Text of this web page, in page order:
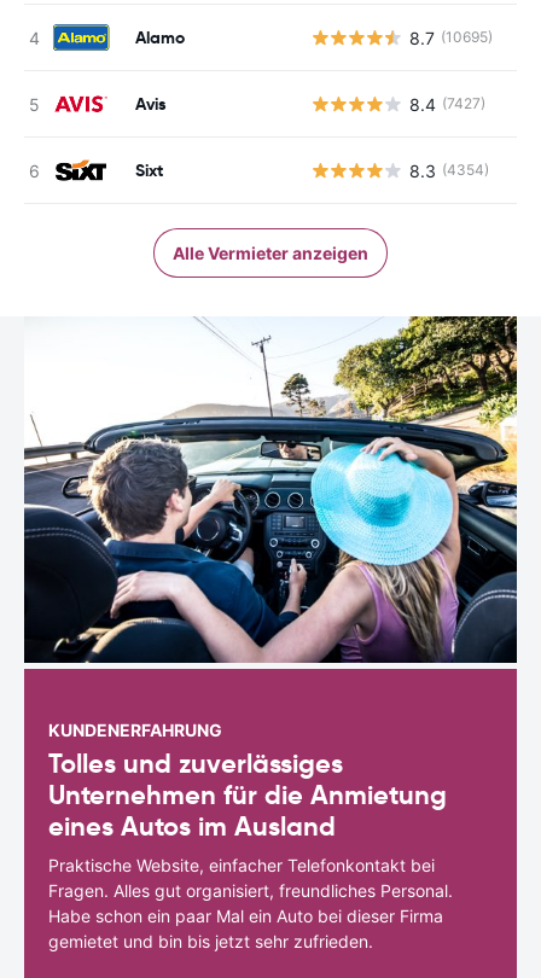
Alamo 8.7 (10695)
Avis 8.4 (7427)
Sixt 8.3 (4354)
Alle Vermieter anzeigen
KUNDENERFAHRUNG
Tolles und zuverlässiges
Unternehmen für die Anmietung
eines Autos im Ausland
Praktische Website, einfacher Telefonkontakt bei
Fragen. Alles gut organisiert, freundliches Personal.
Habe schon ein paar Mal ein Auto bei dieser Firma
gemietet und bin bis jetzt sehr zufrieden.